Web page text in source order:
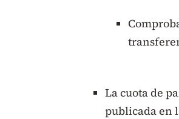
La cuota de
publicada en